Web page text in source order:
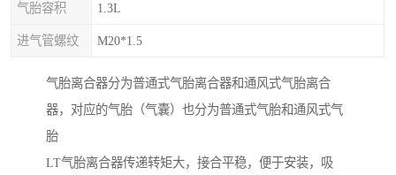
气胎容积 1.3L
进气管螺纹 M20*1.5
气胎离合器分为普通式气胎离合器和通风式气胎离合
器，对应的气胎（气囊）也分为普通式气胎和通风式气
胎
LT气胎离合器传递转矩大，接合平稳，便于安装，吸